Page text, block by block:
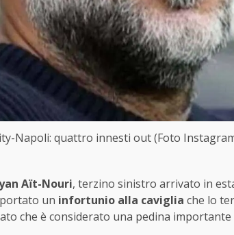
Napoli: quattro innesti out (Foto
Aït-Nouri, terzino sinistro arrivato in
un infortunio alla caviglia che lo
che è considerato una pedina